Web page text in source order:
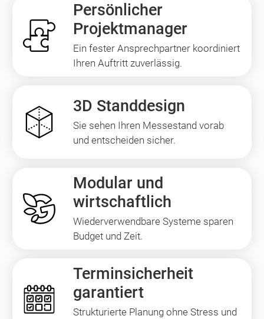
Persönlicher
Projektmanager
Ein fester Ansprechpartner koordiniert
Ihren Auftritt zuverlässig.
3D Standdesign
Sie sehen Ihren Messestand vorab
und entscheiden sicher.
Modular und
wirtschaftlich
Wiederverwendbare Systeme sparen
Budget und Zeit.
Terminsicherheit
garantiert
Strukturierte Planung ohne Stress und